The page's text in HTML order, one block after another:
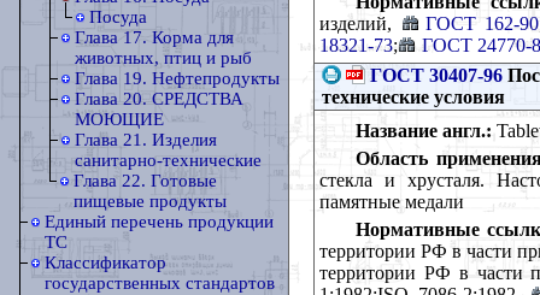
Посуда
Глава 17. Корма для
животных, птиц и рыб
Глава 19. Нефтепродукты
Глава 20. СРЕДСТВА
МОЮЩИЕ
Глава 21. Изделия
санитарно-технические
Глава 22. Готовые
пищевые продукты
Единый перечень продукции
ТС
Классификатор
государственных стандартов
изделий,
ГОСТ 162-90
18321-73;
ГОСТ 24770-
ГОСТ 30407-96
технические условия
Название англ.:
Область
стекла и хрусталя.
памятные медали
Нормативные
территории РФ в части
территории РФ в части